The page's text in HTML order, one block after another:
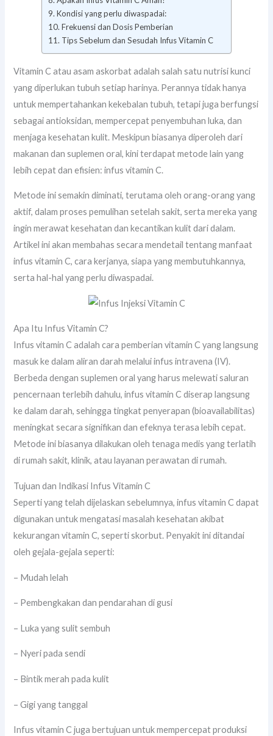
Kondisi yang perlu diwaspadai:
Frekuensi dan Dosis Pemberian
Tips Sebelum dan Sesudah Infus Vitamin C
Vitamin C atau asam askorbat adalah salah satu nutrisi kunci
yang diperlukan tubuh setiap harinya. Perannya tidak hanya
untuk mempertahankan kekebalan tubuh, tetapi juga berfungsi
sebagai antioksidan, mempercepat penyembuhan luka, dan
menjaga kesehatan kulit. Meskipun biasanya diperoleh dari
makanan dan suplemen oral, kini terdapat metode lain yang
lebih cepat dan efisien: infus vitamin C.
Metode ini semakin diminati, terutama oleh orang-orang yang
aktif, dalam proses pemulihan setelah sakit, serta mereka yang
ingin merawat kesehatan dan kecantikan kulit dari dalam.
Artikel ini akan membahas secara mendetail tentang manfaat
infus vitamin C, cara kerjanya, siapa yang membutuhkannya,
serta hal-hal yang perlu diwaspadai.
Apa Itu Infus Vitamin C?
Infus vitamin C adalah cara pemberian vitamin C yang langsung
masuk ke dalam aliran darah melalui infus intravena (IV).
Berbeda dengan suplemen oral yang harus melewati saluran
pencernaan terlebih dahulu, infus vitamin C diserap langsung
ke dalam darah, sehingga tingkat penyerapan (bioavailabilitas)
meningkat secara signifikan dan efeknya terasa lebih cepat.
Metode ini biasanya dilakukan oleh tenaga medis yang terlatih
di rumah sakit, klinik, atau layanan perawatan di rumah.
Tujuan dan Indikasi Infus Vitamin C
Seperti yang telah dijelaskan sebelumnya, infus vitamin C dapat
digunakan untuk mengatasi masalah kesehatan akibat
kekurangan vitamin C, seperti skorbut. Penyakit ini ditandai
oleh gejala-gejala seperti:
– Mudah lelah
– Pembengkakan dan pendarahan di gusi
– Luka yang sulit sembuh
– Nyeri pada sendi
– Bintik merah pada kulit
– Gigi yang tanggal
Infus vitamin C juga bertujuan untuk mempercepat produksi